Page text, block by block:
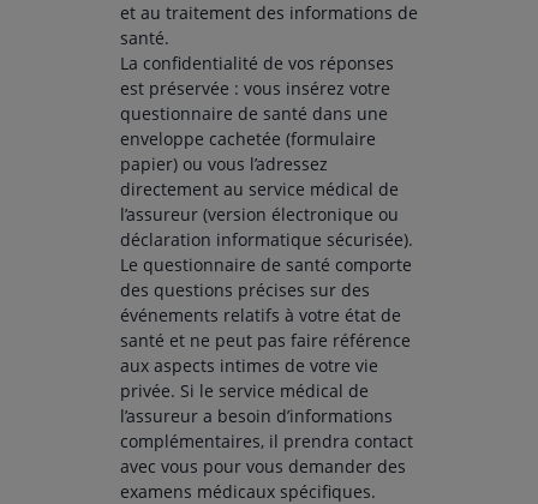
et au traitement des informations de
santé.
La confidentialité de vos réponses
est préservée : vous insérez votre
questionnaire de santé dans une
enveloppe cachetée (formulaire
papier) ou vous l’adressez
directement au service médical de
l’assureur (version électronique ou
déclaration informatique sécurisée).
Le questionnaire de santé comporte
des questions précises sur des
événements relatifs à votre état de
santé et ne peut pas faire référence
aux aspects intimes de votre vie
privée. Si le service médical de
l’assureur a besoin d’informations
complémentaires, il prendra contact
avec vous pour vous demander des
examens médicaux spécifiques.